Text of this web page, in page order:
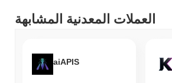
العملات المعدنية المشابهة
aiAPIS